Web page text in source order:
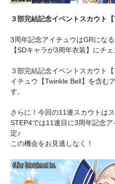
３部完結記念イベントスカウト
3周年記念アイチュウはGRにな
【SDキャラが3周年衣装】にチェ
３部完結記念イベントスカウト
イチュウ【Twinkle Bell】を含む
す。
さらに！今回の11連スカウトは
STEP4では11連目に3周年記念
定♪
この機会をお見逃しなく！